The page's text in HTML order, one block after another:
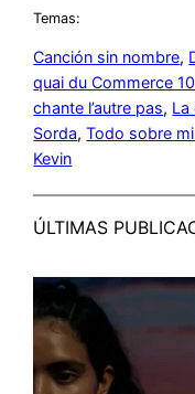
Temas:
Canción sin nombre,
quai du Commerce
chante l’autre pas, La
Sorda, Todo sobre
Kevin
ÚLTIMAS